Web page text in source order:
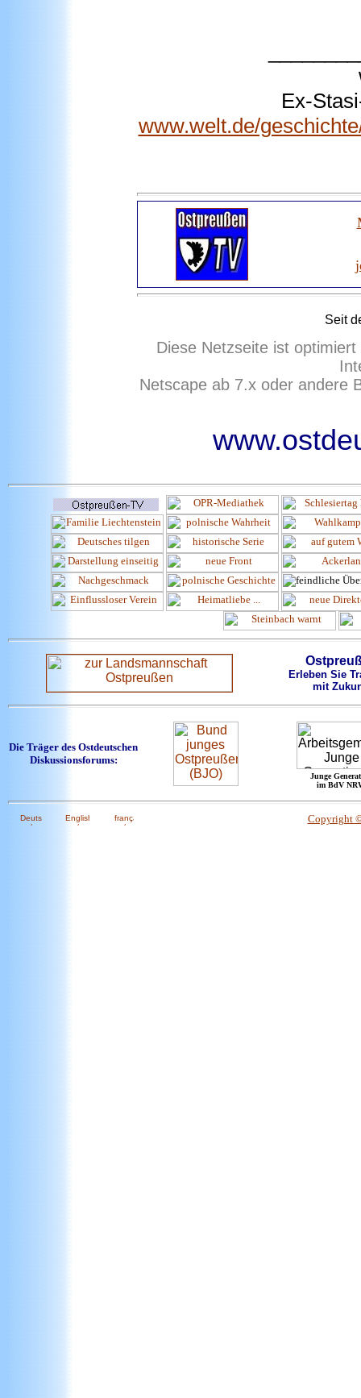
Ex-
www.welt.de/
Seit
Diese Netzseite ist
Netscape ab 7.x oder andere
Erleben Sie
mit
Die Träger des Ostdeutschen
Diskussionsforums:
Junge
im BdV
Copyright